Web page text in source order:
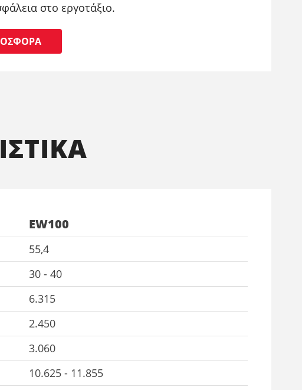
στο εργοτάξιο.
EW100
55,4
30 - 40
6.315
2.450
3.060
10.625 - 11.855